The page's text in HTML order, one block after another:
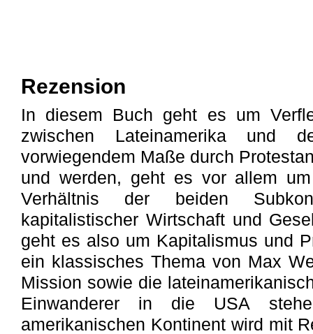
Rezension
In diesem Buch geht es um
zwischen Lateinamerika
vorwiegendem Maße durch
und werden, geht es vor allem
Verhältnis der beiden
kapitalistischer Wirtschaft und
geht es also um Kapitalismus und
ein klassisches Thema von Max
Mission sowie die
Einwanderer in die USA
amerikanischen Kontinent wird mit